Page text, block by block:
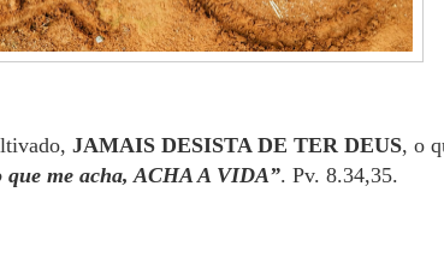
JAMAIS DESISTA DE TER DEUS, o
que me acha, ACHA A VIDA”. Pv. 8.34,35.